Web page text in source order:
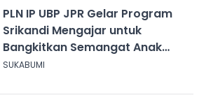
PLN IP UBP JPR Gelar Program
Srikandi Mengajar untuk
Bangkitkan Semangat Anak
Berkebutuhan Khusus
SUKABUMI